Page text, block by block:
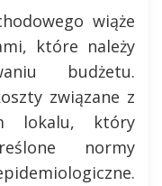
wiąże
które należy
budżetu.
związane z
lokalu, który
normy